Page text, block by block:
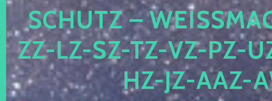
CHUTZ –
-LZ-SZ-TZ-VZ-PZ-UZ-
-JZ-AAZ-